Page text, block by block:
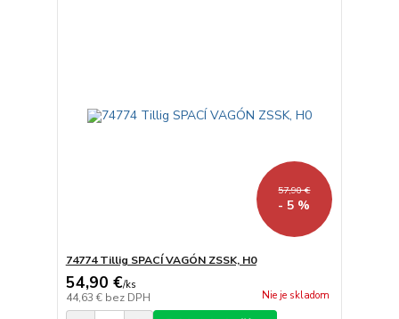
57,90 €
- 5 %
74774 Tillig SPACÍ VAGÓN ZSSK, H0
54,90 €/ks
44,63 € bez DPH Nie je skladom